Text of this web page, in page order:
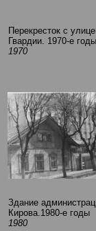
Перекресток с
Гвардии. 1970-е годы
1970
Здание
Кирова.1980-е годы
1980